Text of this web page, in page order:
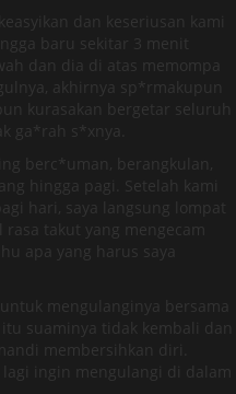
dan keseriusan kami
baru sekitar 3 menit
dan dia di atas memompa
akhirnya sp*rmakupun
kurasakan bergetar seluruh
ga*rah s*xnya.
berc*uman, berangkulan,
hingga pagi. Setelah kami
hari, saya langsung lompat
takut yang mengecam
apa yang harus saya
mengulanginya bersama
suaminya tidak kembali dan
membersihkan diri.
ingin mengulangi di dalam